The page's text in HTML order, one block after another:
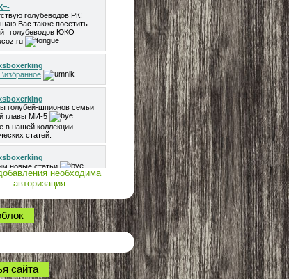
необходима
авторизация
сайта